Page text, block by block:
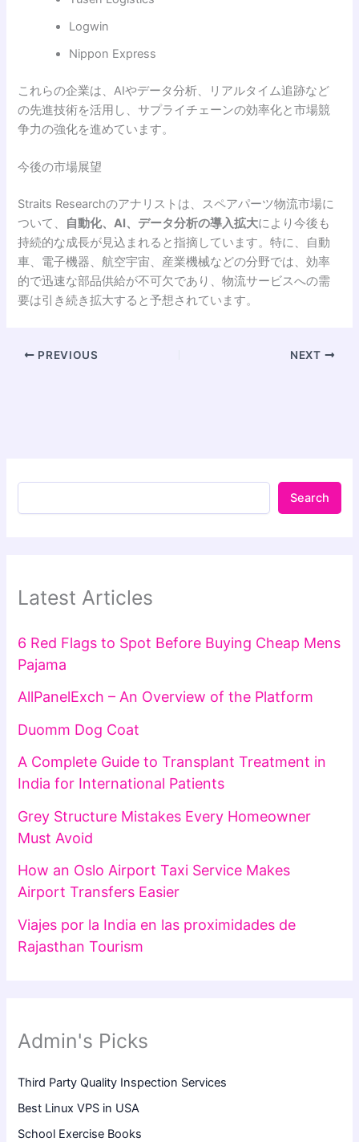
Logwin
Nippon Express
これらの企業は、AIやデータ分析、リアルタイム追跡など
の先進技術を活用し、サプライチェーンの効率化と市場競
争力の強化を進めています。
今後の市場展望
Straits Researchのアナリストは、スペアパーツ物流市場に
ついて、 自動化、AI、データ分析の導入拡大により今後も
持続的な成長が見込まれると指摘しています。特に、自動
車、電子機器、航空宇宙、産業機械などの分野では、効率
的で迅速な部品供給が不可欠であり、物流サービスへの需
要は引き続き拡大すると予想されています。
PREVIOUS NEXT
Search
Latest Articles
6 Red Flags to Spot Before Buying Cheap Mens
Pajama
AllPanelExch – An Overview of the Platform
Duomm Dog Coat
A Complete Guide to Transplant Treatment in
India for International Patients
Grey Structure Mistakes Every Homeowner
Must Avoid
How an Oslo Airport Taxi Service Makes
Airport Transfers Easier
Viajes por la India en las proximidades de
Rajasthan Tourism
Admin's Picks
Third Party Quality Inspection Services
Best Linux VPS in USA
School Exercise Books